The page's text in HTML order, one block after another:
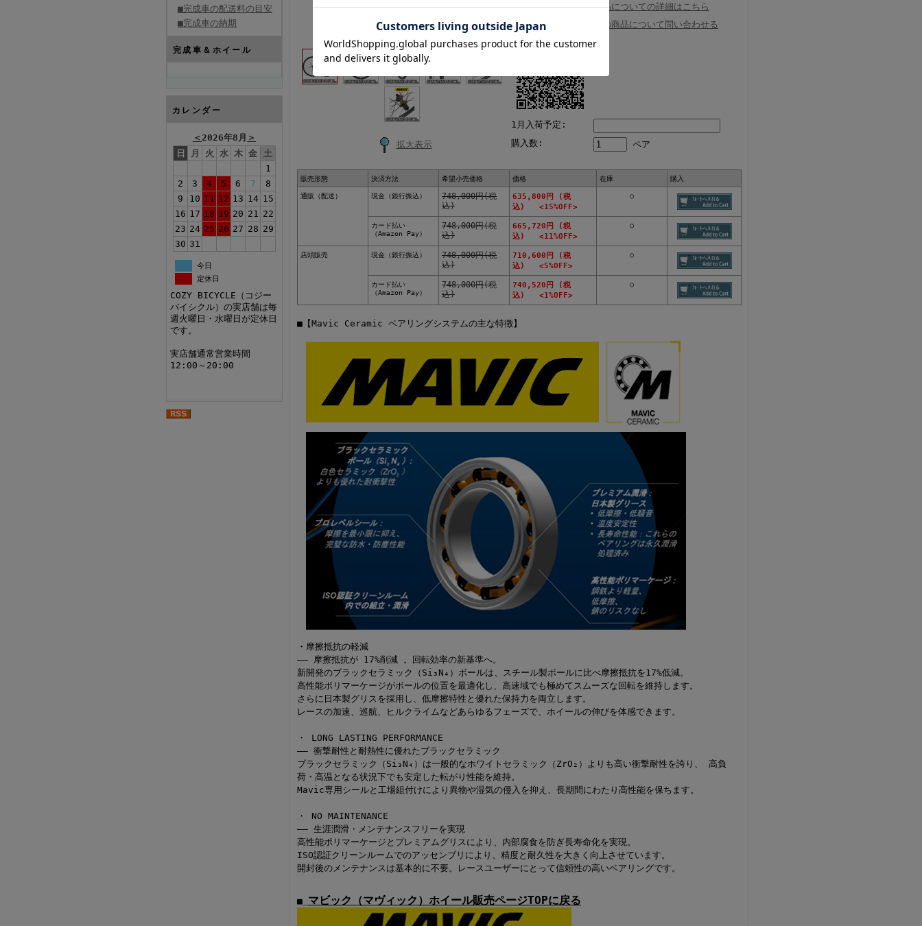
■完成車の配送料の目安
■完成車の納期
完成車＆ホイール
カレンダー
＜ 2026年8月 ＞
日
月 火 水 木 金 土
1
2
3 4 5 6 7
8
9
10 11 12 13 14 15
16 17 18 19 20 21 22
23 24 25 26 27 28 29
30 31
今日
定休日
COZY BICYCLE（コジー
バイシクル）の実店舗は毎
週火曜日・水曜日が定休日
です。
実店舗通常営業時間
12:00～20:00
拡大表示
返品についての詳細はこちら
この商品について問い合わせる
1月入荷予定:
購入数:
ペア
販売形態 決済方法 希望小売価格 価格 在庫 購入
通販（配送） 現金（銀行振込）
748,000円(税
込)
635,800円 (税
込) <15%OFF>
○
カード払い
（Amazon Pay）
748,000円(税
込)
665,720円 (税
込) <11%OFF>
○
店頭販売 現金（銀行振込）
748,000円(税
込)
710,600円 (税
込) <5%OFF>
○
カード払い
（Amazon Pay）
748,000円(税
込)
740,520円 (税
込) <1%OFF>
○
■【Mavic Ceramic ベアリングシステムの主な特徴】
・摩擦抵抗の軽減
—— 摩擦抵抗が 17%削減 。回転効率の新基準へ。
新開発のブラックセラミック（Si₃N₄）ボールは、スチール製ボールに比べ摩擦抵抗を17%低減。
高性能ポリマーケージがボールの位置を最適化し、高速域でも極めてスムーズな回転を維持します。
さらに日本製グリスを採用し、低摩擦特性と優れた保持力を両立します。
レースの加速、巡航、ヒルクライムなどあらゆるフェーズで、ホイールの伸びを体感できます。
・ LONG LASTING PERFORMANCE
—— 衝撃耐性と耐熱性に優れたブラックセラミック
ブラックセラミック（Si₃N₄）は一般的なホワイトセラミック（ZrO₂）よりも高い衝撃耐性を誇り、 高負
荷・高温となる状況下でも安定した転がり性能を維持。
Mavic専用シールと工場組付けにより異物や湿気の侵入を抑え、長期間にわたり高性能を保ちます。
・ NO MAINTENANCE
—— 生涯潤滑・メンテナンスフリーを実現
高性能ポリマーケージとプレミアムグリスにより、内部腐食を防ぎ長寿命化を実現。
ISO認証クリーンルームでのアッセンブリにより、精度と耐久性を大きく向上させています。
開封後のメンテナンスは基本的に不要。レースユーザーにとって信頼性の高いベアリングです。
■ マビック（マヴィック）ホイール販売ページTOPに戻る